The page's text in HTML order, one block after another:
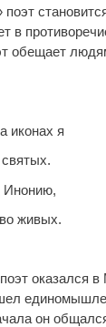
в
обещает
иконах я
живых.
оказался
он